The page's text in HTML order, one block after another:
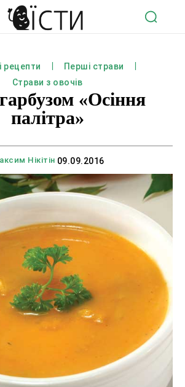
рецепти
Перші страви
Страви з овочів
«Осіння
палітра»
Нікітін 09.09.2016